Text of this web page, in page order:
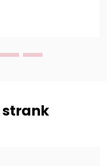
prakse za
zagotovite uporabnost
strank